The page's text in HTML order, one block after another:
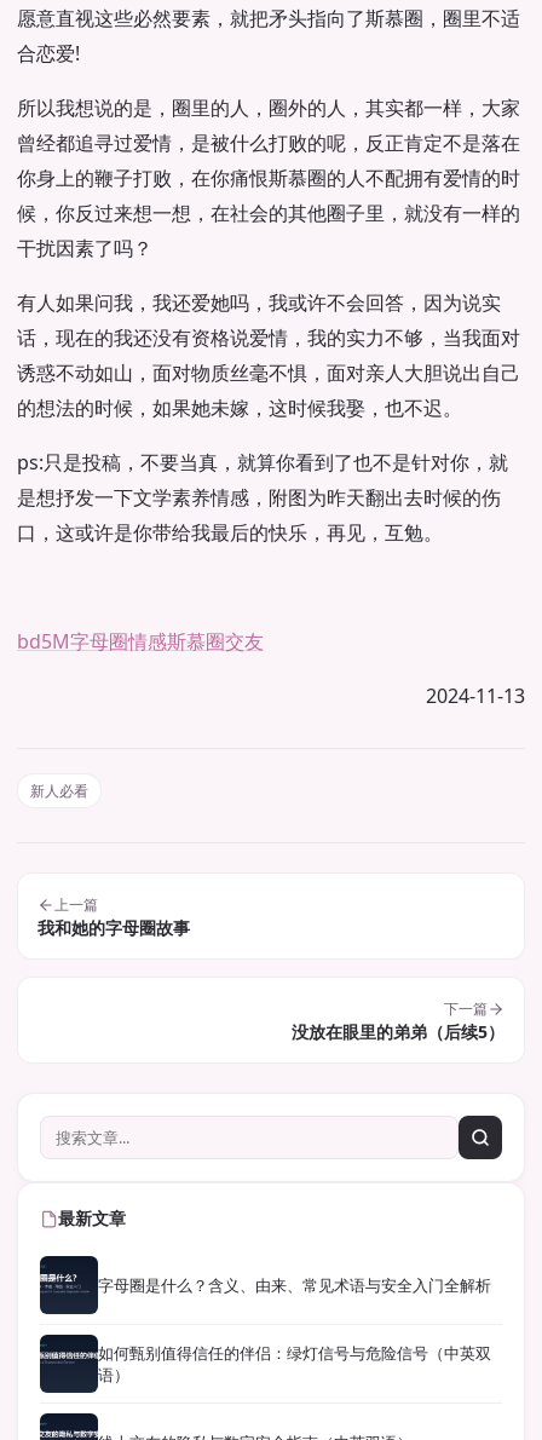
愿意直视这些必然要素，就把矛头指向了斯慕圈，圈里不适
合恋爱!
所以我想说的是，圈里的人，圈外的人，其实都一样，大家
曾经都追寻过爱情，是被什么打败的呢，反正肯定不是落在
你身上的鞭子打败，在你痛恨斯慕圈的人不配拥有爱情的时
候，你反过来想一想，在社会的其他圈子里，就没有一样的
干扰因素了吗？
有人如果问我，我还爱她吗，我或许不会回答，因为说实
话，现在的我还没有资格说爱情，我的实力不够，当我面对
诱惑不动如山，面对物质丝毫不惧，面对亲人大胆说出自己
的想法的时候，如果她未嫁，这时候我娶，也不迟。
ps:只是投稿，不要当真，就算你看到了也不是针对你，就
是想抒发一下文学素养情感，附图为昨天翻出去时候的伤
口，这或许是你带给我最后的快乐，再见，互勉。
bd5M字母圈情感斯慕圈交友
2024-11-13
新人必看
上一篇
我和她的字母圈故事
下一篇
没放在眼里的弟弟（后续5）
最新文章
字母圈是什么？含义、由来、常见术语与安全入门全解析
如何甄别值得信任的伴侣：绿灯信号与危险信号（中英双
语）